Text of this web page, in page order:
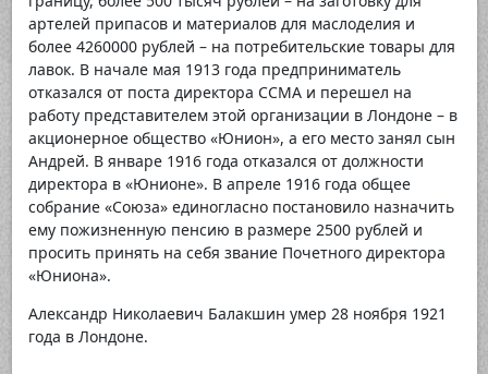
артелей припасов и материалов для маслоделия и
более 4260000 рублей – на потребительские товары для
лавок. В начале мая 1913 года предприниматель
отказался от поста директора ССМА и перешел на
работу представителем этой организации в Лондоне – в
акционерное общество «Юнион», а его место занял сын
Андрей. В январе 1916 года отказался от должности
директора в «Юнионе». В апреле 1916 года общее
собрание «Союза» единогласно постановило назначить
ему пожизненную пенсию в размере 2500 рублей и
просить принять на себя звание Почетного директора
«Юниона».
Александр Николаевич Балакшин умер 28 ноября 1921
года в Лондоне.